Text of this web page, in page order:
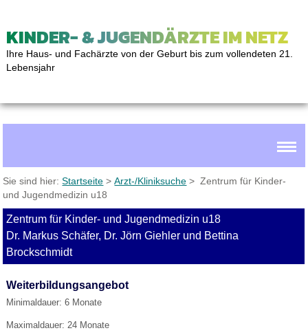
KINDER- & JUGENDÄRZTE IM NETZ
Ihre Haus- und Fachärzte von der Geburt bis zum vollendeten 21.
Lebensjahr
Sie sind hier:Startseite >Arzt-/Kliniksuche > Zentrum für Kinder-
und Jugendmedizin u18
Zentrum für Kinder- und Jugendmedizin u18
Dr. Markus Schäfer, Dr. Jörn Giehler und Bettina
Brockschmidt
Weiterbildungsangebot
Minimaldauer: 6 Monate
Maximaldauer: 24 Monate